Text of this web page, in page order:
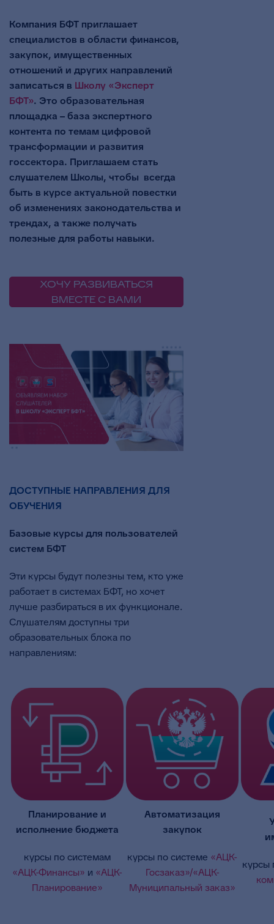
Компания БФТ приглашает
специалистов в области финансов,
закупок, имущественных
отношений и других направлений
записаться в Школу «Эксперт
БФТ». Это образовательная
площадка – база экспертного
контента по темам цифровой
трансформации и развития
госсектора. Приглашаем стать
слушателем Школы, чтобы всегда
быть в курсе актуальной повестки
об изменениях законодательства и
трендах, а также получать
полезные для работы навыки.
ХОЧУ РАЗВИВАТЬСЯ
ВМЕСТЕ С ВАМИ
ДОСТУПНЫЕ НАПРАВЛЕНИЯ ДЛЯ
ОБУЧЕНИЯ
Базовые курсы для пользователей
систем БФТ
Эти курсы будут полезны тем, кто уже
работает в системах БФТ, но хочет
лучше разбираться в их функционале.
Слушателям доступны три
образовательных блока по
направлениям:
Планирование и
исполнение бюджета
курсы по системам
«АЦК-Финансы» и «АЦК-
Планирование»
Автоматизация
закупок
курсы по системе «АЦК-
Госзаказ»/«АЦК-
Муниципальный заказ»
курсы